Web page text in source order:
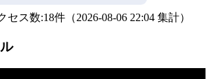
セス数:18件 （2026-08-06 22:04 集計）